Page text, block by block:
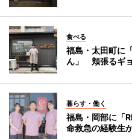
食べる
福島・太田町に
ん」 頬張るギ
暮らす・働く
福島・岡部に「
命救急の経験生